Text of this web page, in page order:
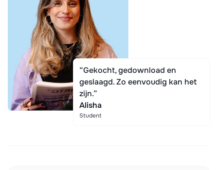
“Gekocht, gedownload en
geslaagd. Zo eenvoudig kan het
zijn.”
Alisha
Student